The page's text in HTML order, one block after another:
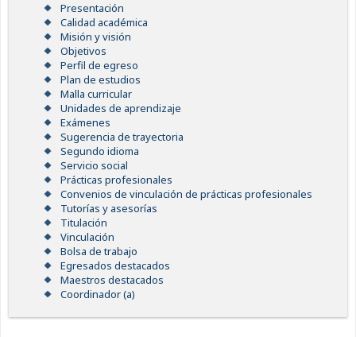
Presentación
Calidad académica
Misión y visión
Objetivos
Perfil de egreso
Plan de estudios
Malla curricular
Unidades de aprendizaje
Exámenes
Sugerencia de trayectoria
Segundo idioma
Servicio social
Prácticas profesionales
Convenios de vinculación de prácticas profesionales
Tutorías y asesorías
Titulación
Vinculación
Bolsa de trabajo
Egresados destacados
Maestros destacados
Coordinador (a)